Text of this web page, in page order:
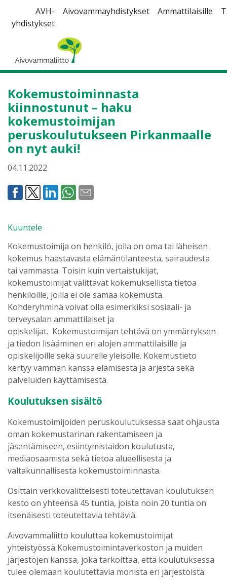
AVH-
yhdistykset
Aivovammayhdistykset Ammattilaisille
Aivovammaliitto
Kokemustoiminnasta
kiinnostunut – haku
kokemustoimijan
peruskoulutukseen Pirkanmaalle
on nyt auki!
04.11.2022
Kuuntele
Kokemustoimija on henkilö, jolla on oma tai läheisen
kokemus haastavasta elämäntilanteesta, sairaudesta
tai vammasta. Toisin kuin vertaistukijat,
kokemustoimijat välittävät kokemuksellista tietoa
henkilöille, joilla ei ole samaa kokemusta.
Kohderyhminä voivat olla esimerkiksi sosiaali- ja
terveysalan ammattilaiset ja
opiskelijat. Kokemustoimijan tehtävä on ymmärryksen
ja tiedon lisääminen eri alojen ammattilaisille ja
opiskelijoille sekä suurelle yleisölle. Kokemustieto
kertyy vamman kanssa elämisestä ja arjesta sekä
palveluiden käyttämisestä.
Koulutuksen sisältö
Kokemustoimijoiden peruskoulutuksessa saat ohjausta
oman kokemustarinan rakentamiseen ja
jäsentämiseen, esiintymistaidon koulutusta,
mediaosaamista sekä tietoa alueellisesta ja
valtakunnallisesta kokemustoiminnasta.
Osittain verkkovälitteisesti toteutettavan koulutuksen
kesto on yhteensä 45 tuntia, joista noin 20 tuntia on
itsenäisesti toteutettavia tehtäviä.
Aivovammaliitto kouluttaa kokemustoimijat
yhteistyössä Kokemustoimintaverkoston ja muiden
järjestöjen kanssa, joka tarkoittaa, että koulutuksessa
tulee olemaan koulutettavia monista eri järjestöistä.